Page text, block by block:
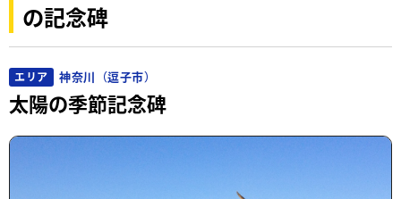
の記念碑
エリア 神奈川（逗子市）
太陽の季節記念碑